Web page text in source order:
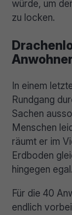
würde, um
zu locken.
In einem
Rundgang
Sachen
Menschen
räumt er im
Erdboden
hingegen egal.
Für die 40
endlich